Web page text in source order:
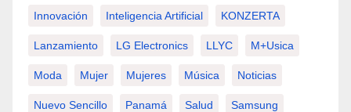
Innovación Inteligencia Artificial KONZERTA
Lanzamiento LG Electronics LLYC M+usica
Moda Mujer Mujeres Música Noticias
Nuevo Sencillo Panamá Salud Samsung